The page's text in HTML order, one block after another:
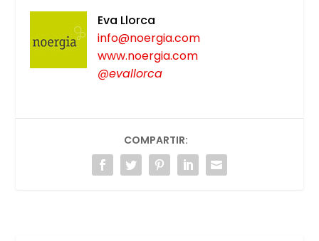
Eva Llor­ca
info@noergia.com
www.noergia.com
@evallorca
COMPARTIR: